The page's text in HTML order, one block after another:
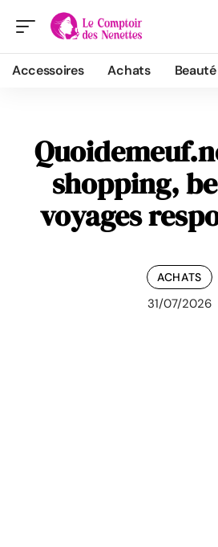
Accessoires Achats Beauté
shopping,
voyages
ACHATS
31/07/2026